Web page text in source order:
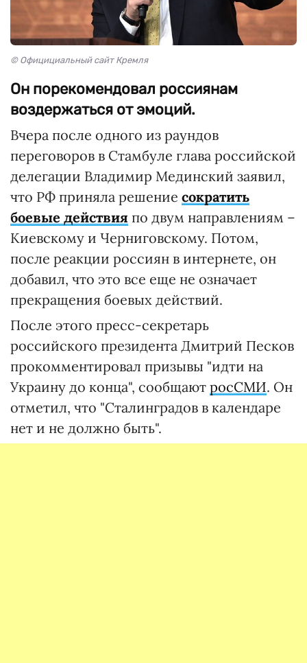
© Официциальный сайт Кремля
Он порекомендовал россиянам
воздержаться от эмоций.
Вчера после одного из раундов
переговоров в Стамбуле глава российской
делегации Владимир Мединский заявил,
что РФ приняла решение сократить
боевые действия по двум направлениям –
Киевскому и Черниговскому. Потом,
после реакции россиян в интернете, он
добавил, что это все еще не означает
прекращения боевых действий.
После этого пресс-секретарь
российского президента Дмитрий Песков
прокомментировал призывы "идти на
Украину до конца", сообщают росСМИ. Он
отметил, что "Сталинградов в календаре
нет и не должно быть".